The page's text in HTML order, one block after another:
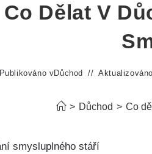
Co Dělat V
Publikováno vDůchod Aktualizováno
> Důchod > Co